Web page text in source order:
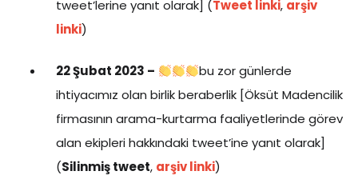
tweet’lerine yanıt olarak] (Tweet linki, arşiv
linki)
22 Şubat 2023 –
bu zor günlerde
ihtiyacımız olan birlik beraberlik [Öksüt Madencilik
firmasının arama-kurtarma faaliyetlerinde görev
alan ekipleri hakkındaki tweet’ine yanıt olarak]
(Silinmiş tweet, arşiv linki)